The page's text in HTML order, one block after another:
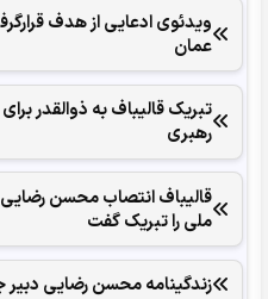
ویدئوی ادعایی از هدف
عمان
تبریک قالیباف به ذوالقدر
رهبری
قالیباف انتصاب محسن
ملی را تبریک گفت
زندگینامه محسن رضایی